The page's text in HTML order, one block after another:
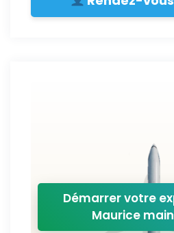
Démarrer votre
Maurice